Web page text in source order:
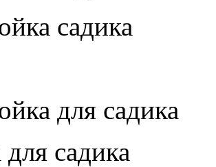
садика
для садика
для садика